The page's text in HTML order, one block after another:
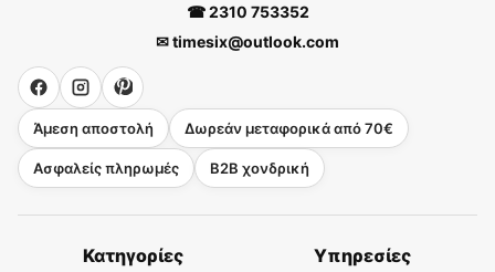
☎ 2310 753352
✉ timesix@outlook.com
Άμεση αποστολή Δωρεάν μεταφορικά από 70€
Ασφαλείς πληρωμές B2B χονδρική
Κατηγορίες Υπηρεσίες